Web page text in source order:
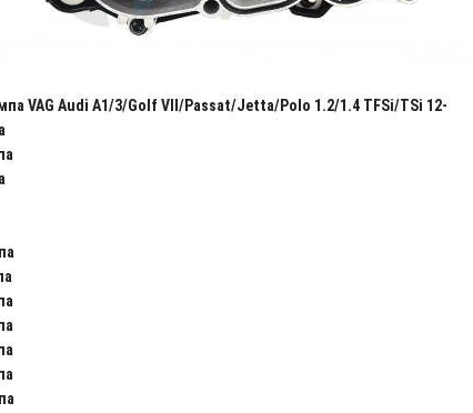
VAG Audi A1/3/Golf VII/Passat/Jetta/Polo 1.2/1.4 TFSi/TSi 12-